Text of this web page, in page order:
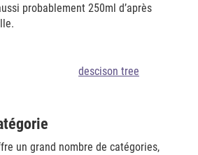
probablement 250ml d’après
un grand nombre de catégories,